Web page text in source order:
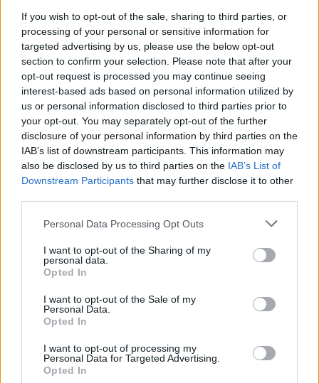
If you wish to opt-out of the sale, sharing to third parties, or
processing of your personal or sensitive information for
targeted advertising by us, please use the below opt-out
section to confirm your selection. Please note that after your
opt-out request is processed you may continue seeing
interest-based ads based on personal information utilized by
us or personal information disclosed to third parties prior to
your opt-out. You may separately opt-out of the further
disclosure of your personal information by third parties on the
IAB’s list of downstream participants. This information may
also be disclosed by us to third parties on the IAB’s List of
Downstream Participants that may further disclose it to other
Personal Data Processing Opt Outs
I want to opt-out of the Sharing of my
personal data.
Opted In
I want to opt-out of the Sale of my
Personal Data.
Opted In
I want to opt-out of processing my
Personal Data for Targeted Advertising.
Opted In
Μελέτης